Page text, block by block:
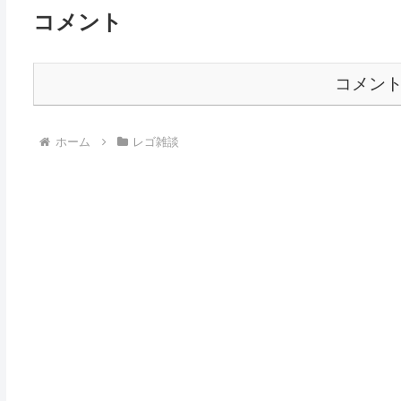
コメント
コメン
ホーム レゴ雑談